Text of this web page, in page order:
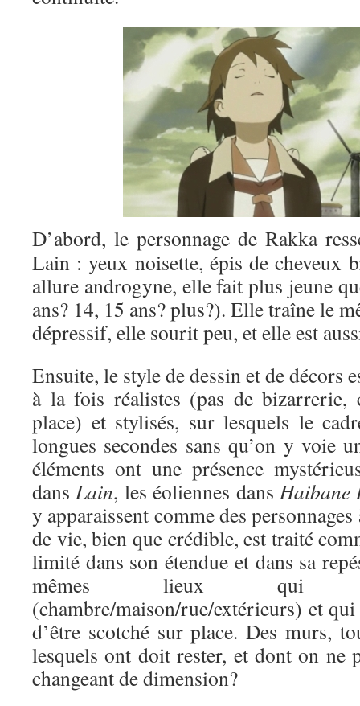
D’abord, le personnage de Rakka
Lain : yeux noisette, épis de cheveux
allure androgyne, elle fait plus jeune
ans? 14, 15 ans? plus?). Elle traîne le
dépressif, elle sourit peu, et elle est
Ensuite, le style de dessin et de décors
à la fois réalistes (pas de bizarrerie,
place) et stylisés, sur lesquels le
longues secondes sans qu’on y voie
éléments ont une présence
dansLain, les éoliennes dans Haibane
y apparaissent comme des
de vie, bien que crédible, est traité
limité dans son étendue et dans sa
mêmes lieux qui
(chambre/maison/rue/extérieurs) et
d’être scotché sur place. Des murs,
lesquels ont doit rester, et dont on ne
changeant de dimension?